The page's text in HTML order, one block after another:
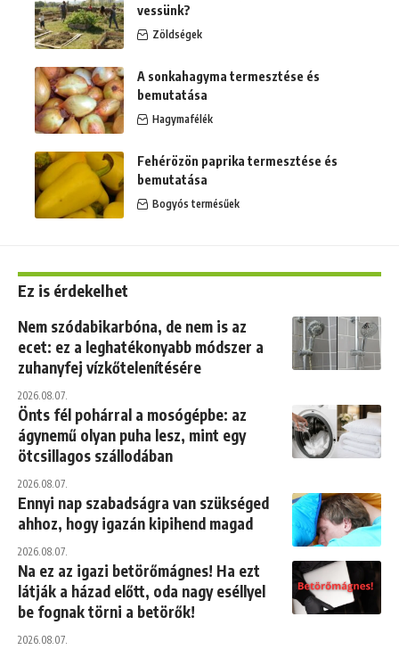
vessünk?
Zöldségek
A sonkahagyma termesztése és
bemutatása
Hagymafélék
Fehérözön paprika termesztése és
bemutatása
Bogyós termésűek
Ez is érdekelhet
Nem szódabikarbóna, de nem is az
ecet: ez a leghatékonyabb módszer a
zuhanyfej vízkőtelenítésére
2026.08.07.
Önts fél pohárral a mosógépbe: az
ágynemű olyan puha lesz, mint egy
ötcsillagos szállodában
2026.08.07.
Ennyi nap szabadságra van szükséged
ahhoz, hogy igazán kipihend magad
2026.08.07.
Na ez az igazi betörőmágnes! Ha ezt
látják a házad előtt, oda nagy eséllyel
be fognak törni a betörők!
2026.08.07.